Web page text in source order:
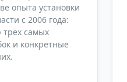
опыта установки
с 2006 года:
трёх самых
и конкретные